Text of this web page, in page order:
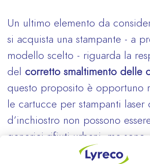
Un ultimo elemento da
si acquista una stampante - a
modello scelto - riguarda la
del corretto smaltimento delle
questo proposito è opportuno
le cartucce per stampanti laser
d’inchiostro non possono
generici rifiuti urbani, ma sono
come rifiuti speciali. Lo